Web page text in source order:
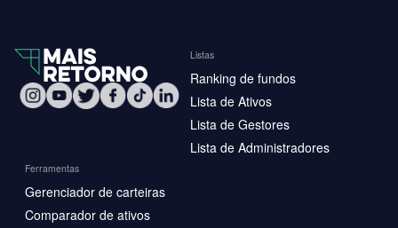
Listas
Ranking de fundos
Lista de Ativos
Lista de Gestores
Lista de Administradores
Ferramentas
Gerenciador de carteiras
Comparador de ativos